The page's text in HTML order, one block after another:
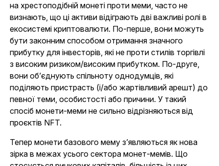
на хрестоподібній монеті проти меми, часто не
визнають, що ці активи відіграють дві важливі ролі в
екосистемі криптовалюти. По-перше, вони можуть
бути законним способом отримання значного
прибутку для інвесторів, які не проти стилів торгівлі
з високим ризиком/високим прибутком. По-друге,
вони об’єднують спільноту однодумців, які
поділяють пристрасть (і/або жартівливий арешт) до
певної теми, особистості або причини. У такий
спосіб монети-меми не сильно відрізняються від
проєктів NFT.
Тепер монети базового мему з’являються як нова
зірка в межах усього сектора монет-мемів. Що